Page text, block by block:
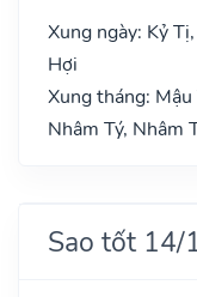
Xung ngày: Kỷ
Hợi
Xung tháng:
Nhâm Tý, Nhâm
Sao tốt